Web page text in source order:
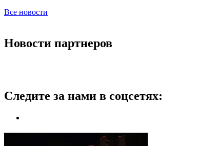
Все новости
Новости партнеров
Следите за нами в соцсетях: